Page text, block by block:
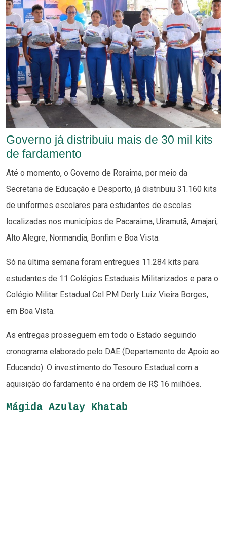
Governo já distribuiu mais de 30 mil kits
de fardamento
Até o momento, o Governo de Roraima, por meio da
Secretaria de Educação e Desporto, já distribuiu 31.160 kits
de uniformes escolares para estudantes de escolas
localizadas nos municípios de Pacaraima, Uiramutã, Amajari,
Alto Alegre, Normandia, Bonfim e Boa Vista.
Só na última semana foram entregues 11.284 kits para
estudantes de 11 Colégios Estaduais Militarizados e para o
Colégio Militar Estadual Cel PM Derly Luiz Vieira Borges,
em Boa Vista.
As entregas prosseguem em todo o Estado seguindo
cronograma elaborado pelo DAE (Departamento de Apoio ao
Educando). O investimento do Tesouro Estadual com a
aquisição do fardamento é na ordem de R$ 16 milhões.
Mágida Azulay Khatab